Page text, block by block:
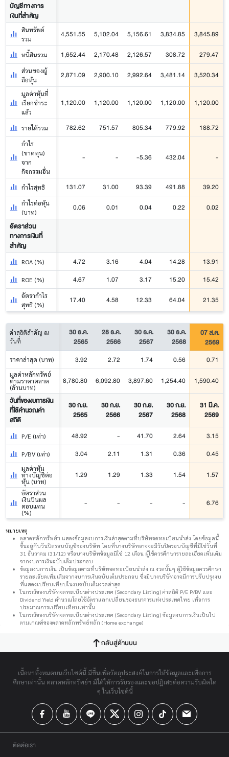
บัญชีทางการ
เงินที่สำคัญ
สินทรัพย์
รวม
4,551.55 5,102.04 5,156.61 3,834.85 3,845.89
หนี้สินรวม 1,652.44 2,170.48 2,126.57 308.72 279.47
ส่วนของผู้
ถือหุ้น
2,871.09 2,900.10 2,992.64 3,481.14 3,520.34
มูลค่าหุ้นที่
เรียกชำระ
แล้ว
1,120.00 1,120.00 1,120.00 1,120.00 1,120.00
รายได้รวม 782.62 751.57 805.34 779.92 188.72
กำไร
(ขาดทุน)
จาก
กิจกรรมอื่น
- - -5.36 432.04 -
กำไรสุทธิ 131.07 31.00 93.39 491.88 39.20
กำไรต่อหุ้น
(บาท)
0.06 0.01 0.04 0.22
0.02
อัตราส่วน
ทางการเงินที่
สำคัญ
ROA (%) 4.72 3.16 4.04 14.28 13.91
ROE (%) 4.67 1.07 3.17 15.20 15.42
อัตรากำไร
สุทธิ (%)
17.40 4.58 12.33 64.04 21.35
ค่าสถิติสำคัญ ณ
วันที่
30 ธ.ค.
2565
28 ธ.ค.
2566
30 ธ.ค.
2567
30 ธ.ค.
2568
07 ส.ค.
2569
ราคาล่าสุด (บาท) 3.92 2.72 1.74 0.56 0.71
มูลค่าหลักทรัพย์
ตามราคาตลาด
(ล้านบาท)
8,780.80 6,092.80 3,897.60 1,254.40
1,590.40
วันที่ของงบการเงิน
ที่ใช้คำนวณค่า
สถิติ
30 ก.ย.
2565
30 ก.ย.
2566
30 ก.ย.
2567
30 ก.ย.
2568
31 มี.ค.
2569
P/E (เท่า) 48.92 - 41.70 2.64 3.15
P/BV (เท่า) 3.04 2.11 1.31 0.36 0.45
มูลค่าหุ้น
ทางบัญชีต่อ
หุ้น (บาท)
1.29 1.29 1.33 1.54 1.57
อัตราส่วน
เงินปันผล
ตอบแทน
(%)
- - - - 6.76
หมายเหตุ
ตลาดหลักทรัพย์ฯ แสดงข้อมูลงบการเงินล่าสุดตามที่บริษัทจดทะเบียนนำส่ง โดยข้อมูลนี้
ขึ้นอยู่กับวันปิดรอบบัญชีของบริษัท โดยที่บางบริษัทอาจจะมีวันปิดรอบบัญชีที่มิใช่วันที่
31 ธันวาคม (31/12) หรือบางบริษัทข้อมูลมิใช่ 12 เดือน ผู้ใช้ควรศึกษารายละเอียดเพิ่มเติม
จากงบการเงินฉบับเต็มประกอบ
ข้อมูลงบการเงิน เป็นข้อมูลตามที่บริษัทจดทะเบียนนำส่ง ณ งวดนั้นๆ ผู้ใช้ข้อมูลควรศึกษา
รายละเอียดเพิ่มเติมจากงบการเงินฉบับเต็มประกอบ ซึ่งมีบางบริษัทอาจมีการปรับปรุงงบ
ที่แสดงเปรียบเทียบในงบฉบับเต็มงวดล่าสุด
ในกรณีของบริษัทจดทะเบียนต่างประเทศ (Secondary Listing) ค่าสถิติ P/E P/BV และ
Dividend Yield คำนวณโดยใช้อัตราแลกเปลี่ยนของธนาคารแห่งประเทศไทย เพื่อการ
ประมาณการเปรียบเทียบเท่านั้น
ในกรณีของบริษัทจดทะเบียนต่างประเทศ (Secondary Listing) ข้อมูลงบการเงินเป็นไป
ตามเกณฑ์ของตลาดหลักทรัพย์หลัก (Home exchange)
กลับสู่ด้านบน
เนื้อหาทั้งหมดบนเว็บไซต์นี้ มีขึ้นเพื่อวัตถุประสงค์ในการให้ข้อมูลและเพื่อการ
ศึกษาเท่านั้น ตลาดหลักทรัพย์ฯ มิได้ให้การรับรองและขอปฏิเสธต่อความรับผิดใด
ๆ ในเว็บไซต์นี้
ติดต่อเรา